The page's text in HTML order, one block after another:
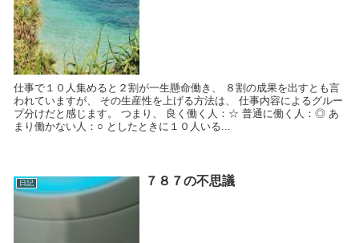
仕事で１０人集めると２割が一生懸命働き、 ８割の成果を出すとも言
われていますが、 その生産性を上げる方法は、 仕事内容によるグルー
プ分けだと感じます。 つまり、 良く働く人：☆ 普通に働く人：◎ あ
まり働かない人：○ としたときに１０人いる...
日記 ７８７の不思議